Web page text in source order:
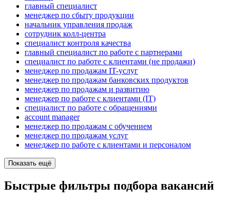
главный специалист
менеджер по сбыту продукции
начальник управления продаж
сотрудник колл-центра
специалист контроля качества
главный специалист по работе с партнерами
специалист по работе с клиентами (не продажи)
менеджер по продажам IT-услуг
менеджер по продажам банковских продуктов
менеджер по продажам и развитию
менеджер по работе с клиентами (IT)
специалист по работе с обращениями
account manager
менеджер по продажам с обучением
менеджер по продажам услуг
менеджер по работе с клиентами и персоналом
Показать ещё
Быстрые фильтры подбора вакансий